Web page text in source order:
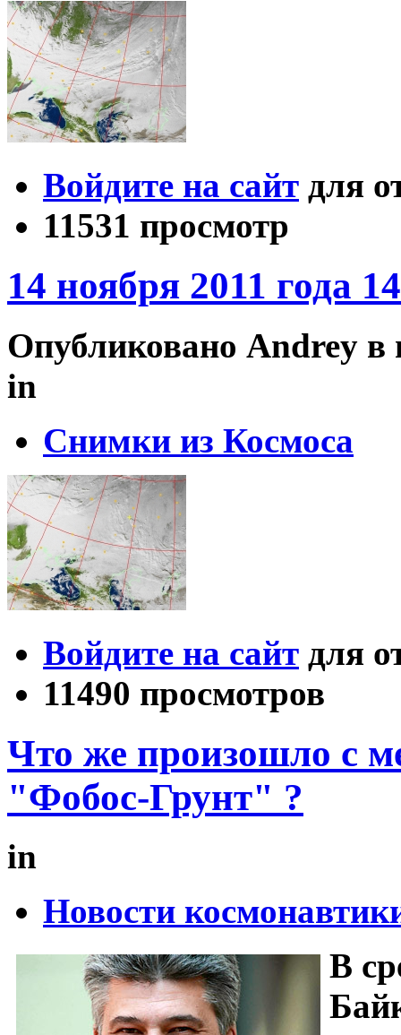
Войдите на сайт для
11531 просмотр
14 ноября 2011 года
Опубликовано Andrey в
in
Снимки из Космоса
Войдите на сайт для
11490 просмотров
Что же произошло с
"Фобос-Грунт" ?
in
Новости
В